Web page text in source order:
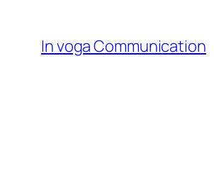
content
In voga Communication